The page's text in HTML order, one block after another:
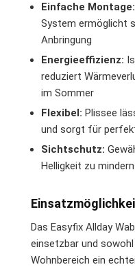
Einfache Montage:
System ermöglicht
Anbringung
Energieeffizienz:
reduziert
im Sommer
Flexibel: Plissee
und sorgt für
Sichtschutz:
Helligkeit zu mindern
Das Easyfix Allday
einsetzbar und
Wohnbereich ein